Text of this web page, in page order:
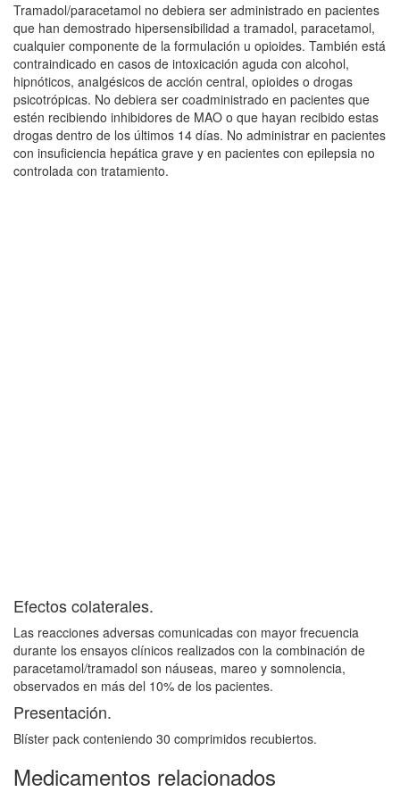
Tramadol/paracetamol no debiera ser administrado en pacientes
que han demostrado hipersensibilidad a tramadol, paracetamol,
cualquier componente de la formulación u opioides. También está
contraindicado en casos de intoxicación aguda con alcohol,
hipnóticos, analgésicos de acción central, opioides o drogas
psicotrópicas. No debiera ser coadministrado en pacientes que
estén recibiendo inhibidores de MAO o que hayan recibido estas
drogas dentro de los últimos 14 días. No administrar en pacientes
con insuficiencia hepática grave y en pacientes con epilepsia no
controlada con tratamiento.
Efectos colaterales.
Las reacciones adversas comunicadas con mayor frecuencia
durante los ensayos clínicos realizados con la combinación de
paracetamol/tramadol son náuseas, mareo y somnolencia,
observados en más del 10% de los pacientes.
Presentación.
Blíster pack conteniendo 30 comprimidos recubiertos.
Medicamentos relacionados